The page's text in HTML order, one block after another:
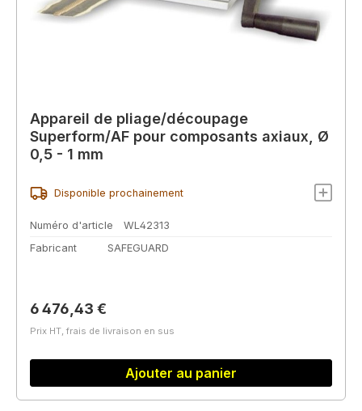
Appareil de pliage/découpage
Superform/AF pour composants axiaux, Ø
0,5 - 1 mm
Disponible prochainement
Numéro d'article
WL42313
Fabricant
SAFEGUARD
Prix régulier :
6 476,43 €
Prix HT, frais de livraison en sus
Ajouter au panier